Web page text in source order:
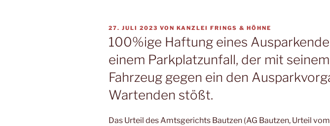
VERÖFFENTLICHT
AM
27. JULI 2023 VON KANZLEI FRINGS & HÖHNE
100%ige Haftung eines
einem Parkplatzunfall, der mit seinem
Fahrzeug gegen ein den
Wartenden stößt.
Das Urteil des Amtsgerichts Bautzen (AG Bautzen, Urteil vom